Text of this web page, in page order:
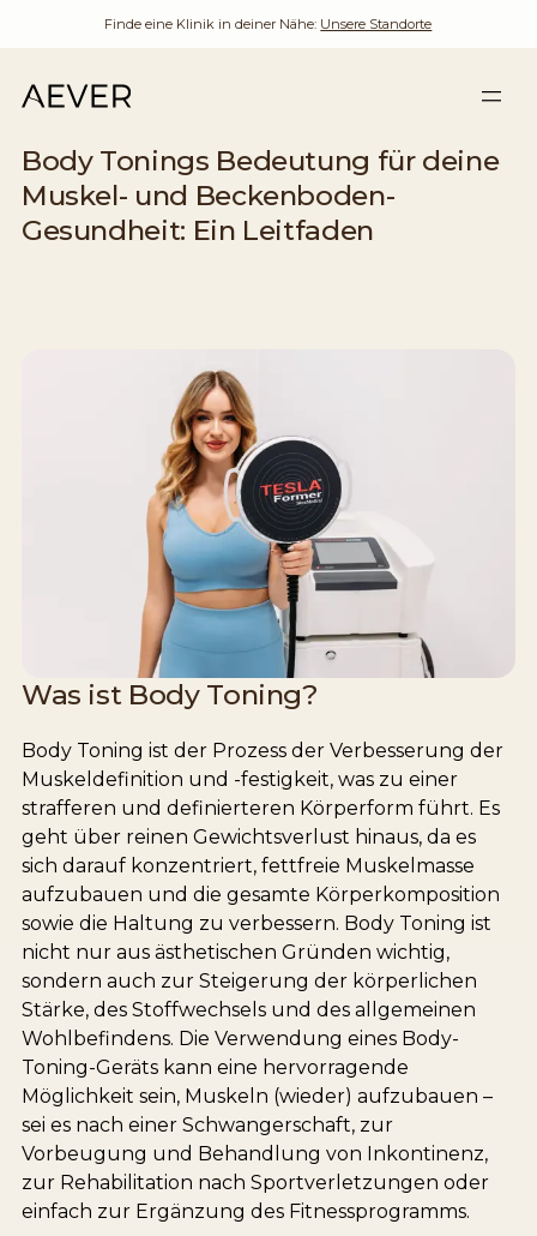
Finde eine Klinik in deiner Nähe: Unsere Standorte
Body Tonings Bedeutung für deine
Muskel- und Beckenboden-
Gesundheit: Ein Leitfaden
Was ist Body Toning?
Body Toning ist der Prozess der Verbesserung der
Muskeldefinition und -festigkeit, was zu einer
strafferen und definierteren Körperform führt. Es
geht über reinen Gewichtsverlust hinaus, da es
sich darauf konzentriert, fettfreie Muskelmasse
aufzubauen und die gesamte Körperkomposition
sowie die Haltung zu verbessern. Body Toning ist
nicht nur aus ästhetischen Gründen wichtig,
sondern auch zur Steigerung der körperlichen
Stärke, des Stoffwechsels und des allgemeinen
Wohlbefindens. Die Verwendung eines Body-
Toning-Geräts kann eine hervorragende
Möglichkeit sein, Muskeln (wieder) aufzubauen –
sei es nach einer Schwangerschaft, zur
Vorbeugung und Behandlung von Inkontinenz,
zur Rehabilitation nach Sportverletzungen oder
einfach zur Ergänzung des Fitnessprogramms.